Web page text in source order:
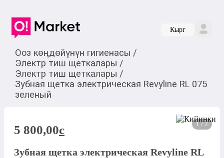
Кырг
Ооз көңдөйүнүн гигиенасы /
Электр тиш щеткалары /
Электр тиш щеткалары /
Зубная щетка электрическая Revyline RL 075
зеленый
1 / 2
5 800,00c
Зубная щетка электрическая Revyline RL